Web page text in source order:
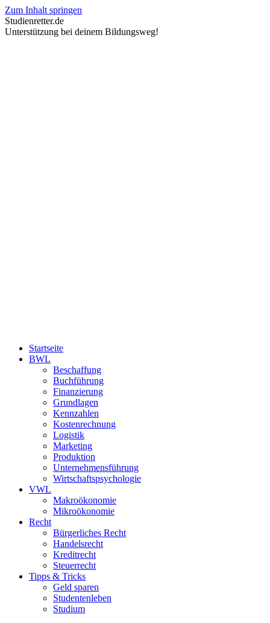
Zum Inhalt springen
Studienretter.de
Unterstützung bei deinem Bildungsweg!
Startseite
BWL
Beschaffung
Buchführung
Finanzierung
Grundlagen
Kennzahlen
Kostenrechnung
Logistik
Marketing
Produktion
Unternehmensführung
Wirtschaftspsychologie
VWL
Makroökonomie
Mikroökonomie
Recht
Bürgerliches Recht
Handelsrecht
Kreditrecht
Steuerrecht
Tipps & Tricks
Geld sparen
Studentenleben
Studium